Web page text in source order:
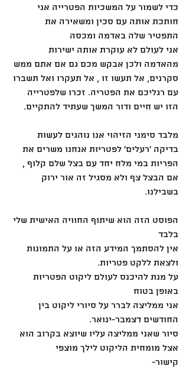
כדי לשמור על המשכיות הפטרייה אני
חותכת אותה עם סכין ומשאירה את
התפטיר שלה באדמה ומכסה
אני לעולם לא עוקרת אותה ישירות
מהאדמה ולכן אבקש מכם גם אם אתם ממש
סקרנים, אל תעשו זו , אל תעקרו ואל תשברו
עם רגליכם את הפטריה. זכרו שלפטרייה
הזו יש חיים ודור המשך שעתיד להתקיים.
מלבד סימני הזיהוי אנו נוהגים לעשות
בדיקה ׳רעלים׳ לפטריות אנחנו משרים את
הפריות במי מלח יחד עם בצל שלם קלוף ,
אם הבצל צף ולא מסגיל זה אור ירוק
בשבילנו.
הפוסט הזה הוא שיתוף החוויה האישית שלי
בלבד
אין להסתמך המידע הזה או על התמונות
ולצאת ללקט פטריות.
על מנת להיכנס לעולם ליקוט הפטריות
באופן בטוח
אני ממליצה לברר על סיורי ליקוט בין
החודשים דצמבר-ינואר.
סיור שאני ממליצה עליו שיוצא בקרוב הוא
אצל מומחית הליקוט לילך מוצפי
קישור-